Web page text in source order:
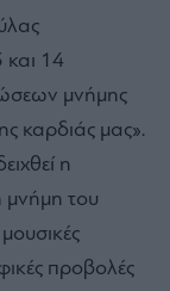
και 14
μνήμης
καρδιάς μας».
η
μνήμη του
προβολές